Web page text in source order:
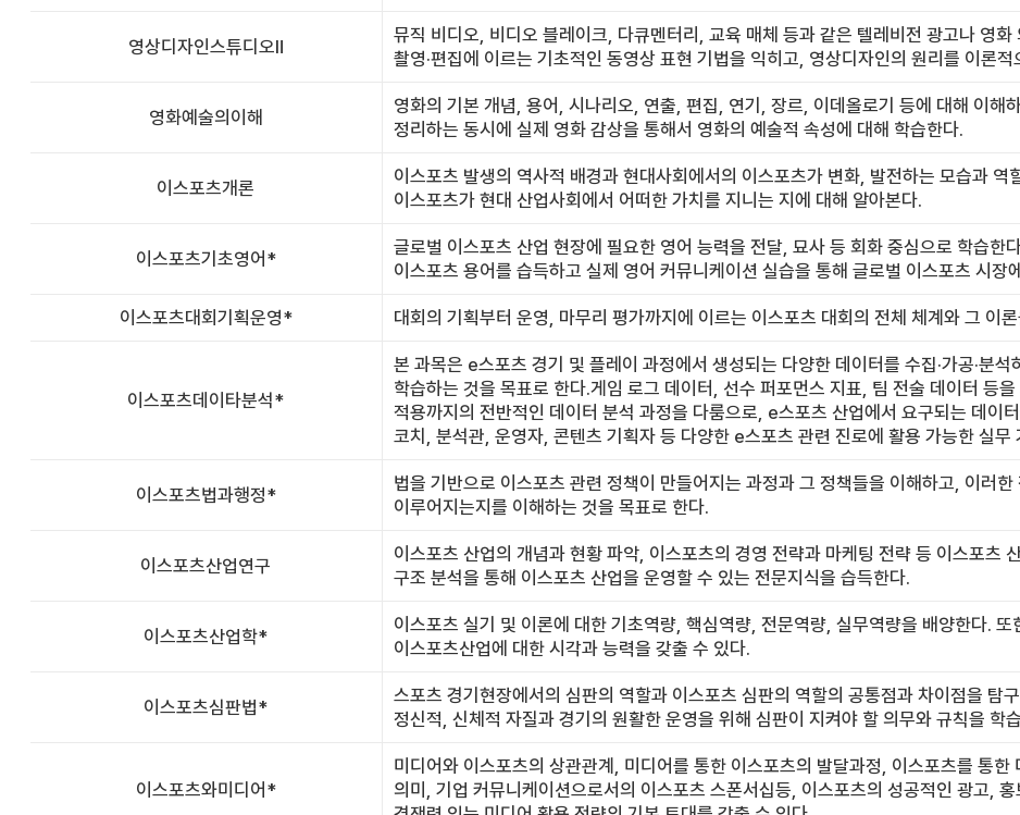
영상디자인스튜디오Ⅱ
뮤직 비디오, 비디오 블레이크, 다큐멘터리, 교육 매체 등과 같은 텔레비전 광고나 영
촬영·편집에 이르는 기초적인 동영상 표현 기법을 익히고, 영상디자인의 원리를 이론적
영화예술의이해
영화의 기본 개념, 용어, 시나리오, 연출, 편집, 연기, 장르, 이데올로기 등에 대해 이해
정리하는 동시에 실제 영화 감상을 통해서 영화의 예술적 속성에 대해 학습한다.
이스포츠개론
이스포츠 발생의 역사적 배경과 현대사회에서의 이스포츠가 변화, 발전하는 모습과 역
이스포츠가 현대 산업사회에서 어떠한 가치를 지니는 지에 대해 알아본다.
이스포츠기초영어*
글로벌 이스포츠 산업 현장에 필요한 영어 능력을 전달, 묘사 등 회화 중심으로 학습한
이스포츠 용어를 습득하고 실제 영어 커뮤니케이션 실습을 통해 글로벌 이스포츠 시장
이스포츠대회기획운영* 대회의 기획부터 운영, 마무리 평가까지에 이르는 이스포츠 대회의 전체 체계와 그 이
이스포츠데이타분석*
본 과목은 e스포츠 경기 및 플레이 과정에서 생성되는 다양한 데이터를 수집·가공·분
학습하는 것을 목표로 한다.게임 로그 데이터, 선수 퍼포먼스 지표, 팀 전술 데이터 등
적용까지의 전반적인 데이터 분석 과정을 다룸으로, e스포츠 산업에서 요구되는 데이
코치, 분석관, 운영자, 콘텐츠 기획자 등 다양한 e스포츠 관련 진로에 활용 가능한 실무
이스포츠법과행정*
법을 기반으로 이스포츠 관련 정책이 만들어지는 과정과 그 정책들을 이해하고, 이러
이루어지는지를 이해하는 것을 목표로 한다.
이스포츠산업연구
이스포츠 산업의 개념과 현황 파악, 이스포츠의 경영 전략과 마케팅 전략 등 이스포츠
구조 분석을 통해 이스포츠 산업을 운영할 수 있는 전문지식을 습득한다.
이스포츠산업학*
이스포츠 실기 및 이론에 대한 기초역량, 핵심역량, 전문역량, 실무역량을 배양한다.
이스포츠산업에 대한 시각과 능력을 갖출 수 있다.
이스포츠심판법*
스포츠 경기현장에서의 심판의 역할과 이스포츠 심판의 역할의 공통점과 차이점을 탐
정신적, 신체적 자질과 경기의 원활한 운영을 위해 심판이 지켜야 할 의무와 규칙을 학
이스포츠와미디어*
미디어와 이스포츠의 상관관계, 미디어를 통한 이스포츠의 발달과정, 이스포츠를 통
의미, 기업 커뮤니케이션으로서의 이스포츠 스폰서십등, 이스포츠의 성공적인 광고,